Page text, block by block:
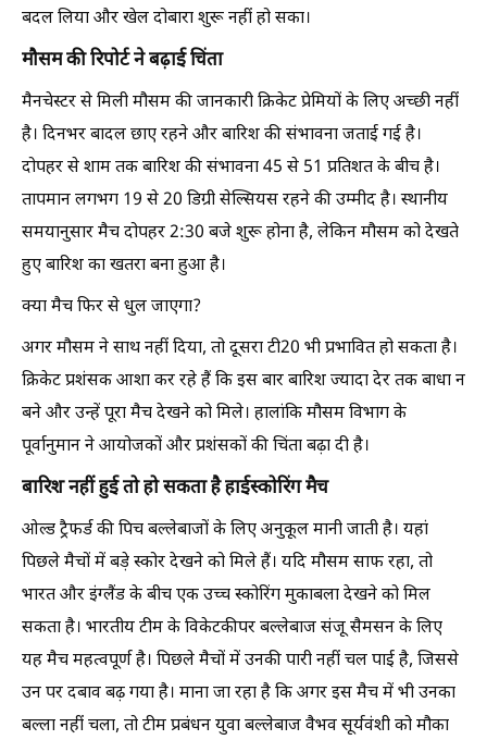
बदल लिया और खेल दोबारा शुरू नहीं हो सका।
मौसम की रिपोर्ट ने बढ़ाई चिंता
मैनचेस्टर से मिली मौसम की जानकारी क्रिकेट प्रेमियों के लिए अच्छी नहीं
है। दिनभर बादल छाए रहने और बारिश की संभावना जताई गई है।
दोपहर से शाम तक बारिश की संभावना 45 से 51 प्रतिशत के बीच है।
तापमान लगभग 19 से 20 डिग्री सेल्सियस रहने की उम्मीद है। स्थानीय
समयानुसार मैच दोपहर 2:30 बजे शुरू होना है, लेकिन मौसम को देखते
हुए बारिश का खतरा बना हुआ है।
क्या मैच फिर से धुल जाएगा?
अगर मौसम ने साथ नहीं दिया, तो दूसरा टी20 भी प्रभावित हो सकता है।
क्रिकेट प्रशंसक आशा कर रहे हैं कि इस बार बारिश ज्यादा देर तक बाधा न
बने और उन्हें पूरा मैच देखने को मिले। हालांकि मौसम विभाग के
पूर्वानुमान ने आयोजकों और प्रशंसकों की चिंता बढ़ा दी है।
बारिश नहीं हुई तो हो सकता है हाईस्कोरिंग मैच
ओल्ड ट्रैफर्ड की पिच बल्लेबाजों के लिए अनुकूल मानी जाती है। यहां
पिछले मैचों में बड़े स्कोर देखने को मिले हैं। यदि मौसम साफ रहा, तो
भारत और इंग्लैंड के बीच एक उच्च स्कोरिंग मुकाबला देखने को मिल
सकता है। भारतीय टीम के विकेटकीपर बल्लेबाज संजू सैमसन के लिए
यह मैच महत्वपूर्ण है। पिछले मैचों में उनकी पारी नहीं चल पाई है, जिससे
उन पर दबाव बढ़ गया है। माना जा रहा है कि अगर इस मैच में भी उनका
बल्ला नहीं चला, तो टीम प्रबंधन युवा बल्लेबाज वैभव सूर्यवंशी को मौका